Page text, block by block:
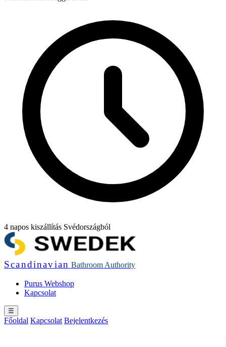
4 napos kiszállítás Svédországból
Scandinavian Bathroom Authority
Purus Webshop
Kapcsolat
☰
Főoldal Kapcsolat Bejelentkezés